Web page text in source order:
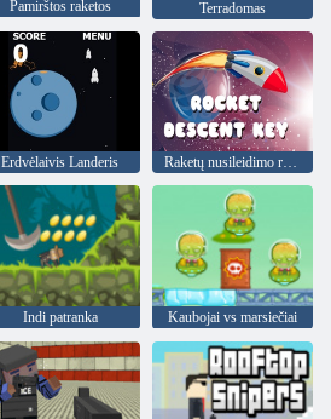
Pamirštos raketos Terradomas
Erdvėlaivis Landeris Raketų nusileidimo raktas
Indi patranka Kaubojai vs marsiečiai